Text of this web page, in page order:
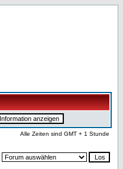
Alle Zeiten sind GMT + 1 Stunde